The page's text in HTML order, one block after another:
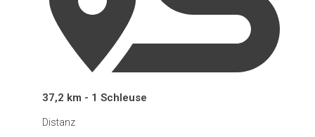
37,2 km - 1 Schleuse
Distanz